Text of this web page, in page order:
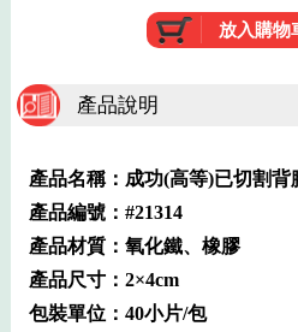
產品說明
產品名稱：成功(高等)已切割背
產品編號：#21314
產品材質：氧化鐵、橡膠
產品尺寸：2×4cm
包裝單位：40小片/包